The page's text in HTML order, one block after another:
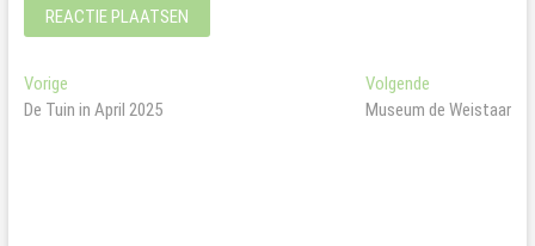
Bericht
navigatie
VorigeVorig
bericht:
De Tuin in April 2025
Volgende
bericht:
Museum de Weistaar